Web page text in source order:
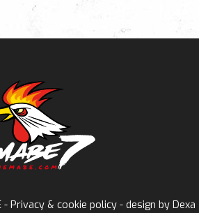
- Privacy & cookie policy - design by Dexa